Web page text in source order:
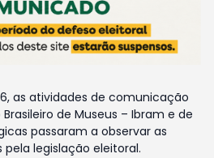
as atividades de comunicação
de Museus – Ibram e de
passaram a observar as
legislação eleitoral.